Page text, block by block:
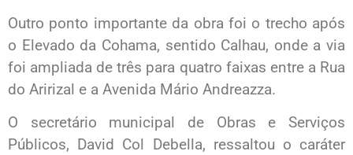
Outro ponto importante da obra foi o trecho após
o Elevado da Cohama, sentido Calhau, onde a via
foi ampliada de três para quatro faixas entre a Rua
do Aririzal e a Avenida Mário Andreazza.
O secretário municipal de Obras e Serviços
Públicos, David Col Debella, ressaltou o caráter